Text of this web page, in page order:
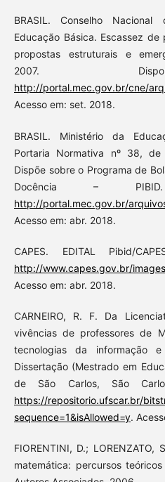
BRASIL. Conselho
Educação Básica. Escassez de
propostas estruturais e
2007.
http://portal.mec.gov.br/cne/
Acesso em: set. 2018.
BRASIL. Ministério da
Portaria Normativa nº 38,
Dispõe sobre o Programa de
Docência –
http://portal.mec.gov.br/
Acesso em: abr. 2018.
CAPES. EDITAL Pibid/
http://www.capes.gov.br/
Acesso em: abr. 2018.
CARNEIRO, R. F. Da
vivências de professores de
tecnologias da informação
Dissertação (Mestrado em
de São Carlos, São
https://repositorio.ufscar.br/
sequence=1&isAllowed=y.
FIORENTINI, D.;
matemática: percursos